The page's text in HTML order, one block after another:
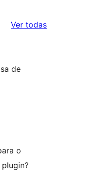
Ver todasavaliações
de
o